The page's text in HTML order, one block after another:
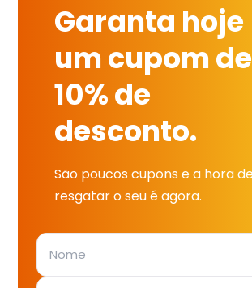
Garanta hoje
um cupom de
10% de
desconto.
São poucos cupons e a hora
resgatar o seu é agora.